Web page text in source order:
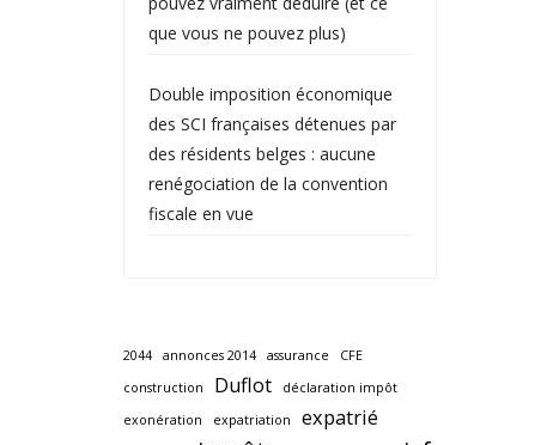
que vous ne pouvez plus)
Double imposition économique
des SCI françaises détenues par
des résidents belges : aucune
renégociation de la convention
fiscale en vue
2044 annonces 2014 assurance
CFE
construction
Duflot
déclaration impôt
exonération
expatriation expatrié